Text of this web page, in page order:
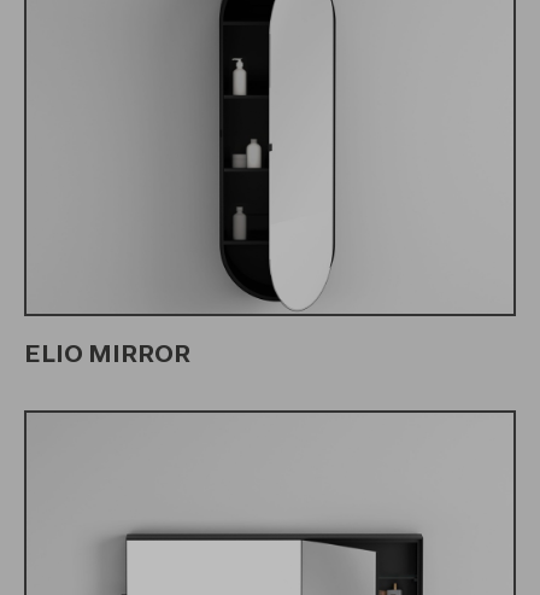
ELIO MIRROR